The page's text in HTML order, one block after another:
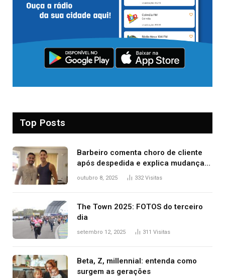
Top Posts
Barbeiro comenta choro de cliente
após despedida e explica mudança
para o TO: ‘Não esperava atingir
outubro 8, 2025 332Visitas
The Town 2025: FOTOS do terceiro
dia
setembro 12, 2025 311 Visitas
Beta, Z, millennial: entenda como
surgem as gerações